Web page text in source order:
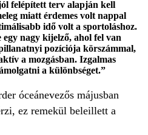
felépített terv alapján kell
miatt érdemes volt nappal
idő volt a sportoláshoz.
nagy kijelző, ahol fel van
pozíciója körszámmal,
a mozgásban. Izgalmas
a különbséget.”
óceánevezős májusban
ez remekül beleillett a